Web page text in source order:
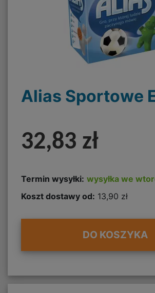
Alias Sportowe
32,83 zł
Termin wysyłki: wysyłka we
Koszt dostawy od: 13,90 zł
DO KOSZYKA